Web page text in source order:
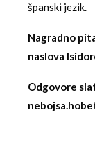
španski jezik.
Nagradno
naslova
Odgovore